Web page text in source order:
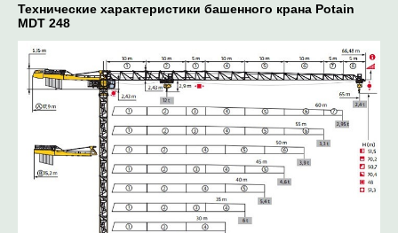
Технические характеристики башенного крана Potain
MDT 248